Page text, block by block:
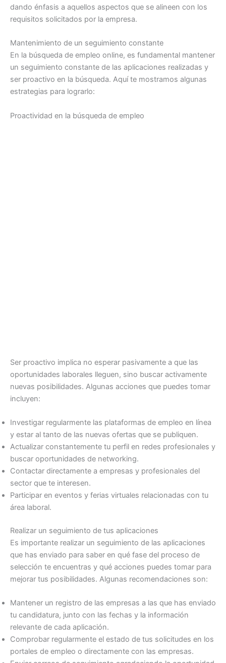
dando énfasis a aquellos aspectos que se alineen con los
requisitos solicitados por la empresa.
Mantenimiento de un seguimiento constante
En la búsqueda de empleo online, es fundamental mantener
un seguimiento constante de las aplicaciones realizadas y
ser proactivo en la búsqueda. Aquí te mostramos algunas
estrategias para lograrlo:
Proactividad en la búsqueda de empleo
Ser proactivo implica no esperar pasivamente a que las
oportunidades laborales lleguen, sino buscar activamente
nuevas posibilidades. Algunas acciones que puedes tomar
incluyen:
Investigar regularmente las plataformas de empleo en línea
y estar al tanto de las nuevas ofertas que se publiquen.
Actualizar constantemente tu perfil en redes profesionales y
buscar oportunidades de networking.
Contactar directamente a empresas y profesionales del
sector que te interesen.
Participar en eventos y ferias virtuales relacionadas con tu
área laboral.
Realizar un seguimiento de tus aplicaciones
Es importante realizar un seguimiento de las aplicaciones
que has enviado para saber en qué fase del proceso de
selección te encuentras y qué acciones puedes tomar para
mejorar tus posibilidades. Algunas recomendaciones son:
Mantener un registro de las empresas a las que has enviado
tu candidatura, junto con las fechas y la información
relevante de cada aplicación.
Comprobar regularmente el estado de tus solicitudes en los
portales de empleo o directamente con las empresas.